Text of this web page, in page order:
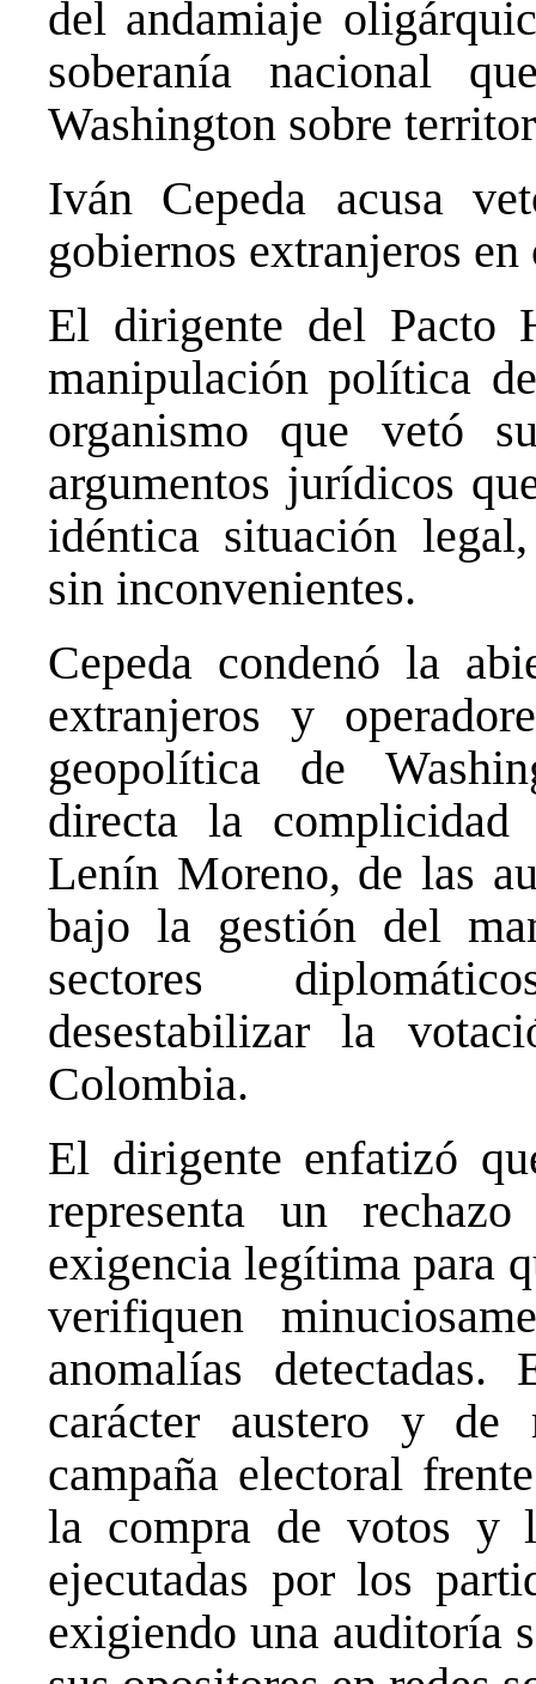
del andamiaje
soberanía nacional
Washington sobre
Iván Cepeda acusa
gobiernos extranjeros
El dirigente del Pacto
manipulación política
organismo que vetó
argumentos jurídicos
idéntica situación
sin inconvenientes.
Cepeda condenó la
extranjeros y
geopolítica de
directa la complicidad
Lenín Moreno, de las
bajo la gestión del
sectores
desestabilizar la
Colombia.
El dirigente enfatizó
representa un
exigencia legítima para
verifiquen
anomalías
carácter austero y
campaña electoral
la compra de votos y
ejecutadas por los
exigiendo una auditoría